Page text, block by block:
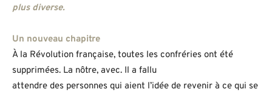
plus diverse.
Un nouveau chapitre
À la Révolution française, toutes les confréries ont été
supprimées. La nôtre, avec. Il a fallu
attendre des personnes qui aient l’idée de revenir à ce qui se